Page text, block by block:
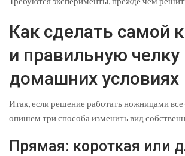
Как сделать самой
и правильную челку
домашних условиях
Итак, если решение работать ножницами
опишем три способа изменить вид
Прямая: короткая или